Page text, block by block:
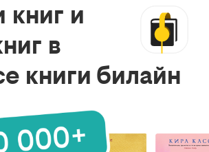
книг и
в
книги билайн